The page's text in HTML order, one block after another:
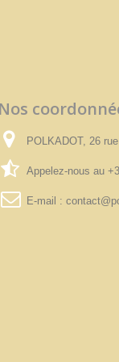
POLKADOT, 26
Appelez-nous au
E-mail :